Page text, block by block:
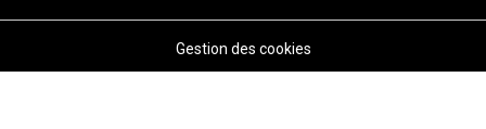
Gestion des cookies